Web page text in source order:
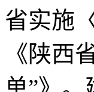
省实施
《陕西